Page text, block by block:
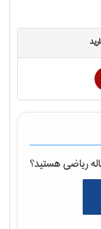
رياضیهستید؟